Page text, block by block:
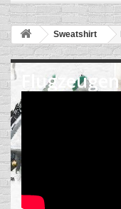
Sweatshirt
Flugzeugen